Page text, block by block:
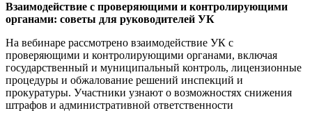
Взаимодействие с проверяющими и контролирующими
органами: советы для руководителей УК
На вебинаре рассмотрено взаимодействие УК с
проверяющими и контролирующими органами, включая
государственный и муниципальный контроль, лицензионные
процедуры и обжалование решений инспекций и
прокуратуры. Участники узнают о возможностях снижения
штрафов и административной ответственности